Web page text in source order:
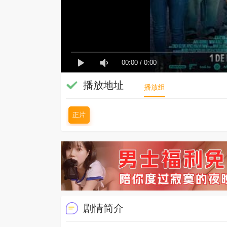
00:00 / 0:00
播放地址 播放组
正片
剧情简介